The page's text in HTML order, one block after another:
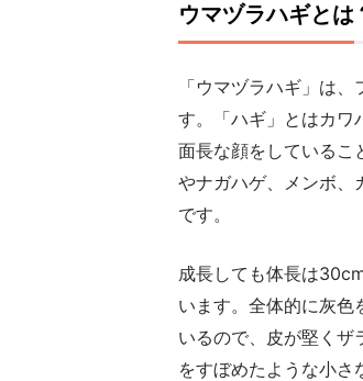
ウマヅラハギとは
「ウマヅラハギ」は
す。「ハギ」とはカワ
面長な顔をしているこ
やナガハゲ、メンボ、
です。
成長しても体長は
います。全体的に灰色
いるので、皮が堅くザ
をすぼめたような小